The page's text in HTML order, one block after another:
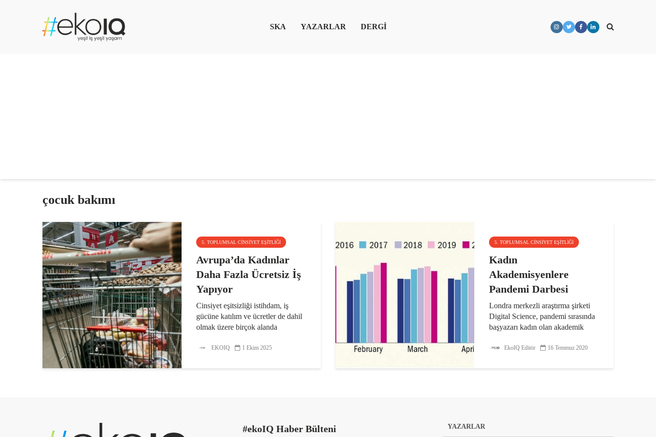
SKA YAZARLAR DERGİ
çocuk bakımı
5. TOPLUMSAL CINSIYET EŞITLIĞI
Avrupa’da Kadınlar
Daha Fazla Ücretsiz İş
Yapıyor
Cinsiyet eşitsizliği istihdam, iş
gücüne katılım ve ücretler de dahil
olmak üzere birçok alanda
nedenlerinden birini “ücretsiz
EKOIQ 1 Ekim 2025
5. TOPLUMSAL CINSIYET EŞITLIĞI
Kadın
Akademisyenlere
Pandemi Darbesi
Londra merkezli araştırma şirketi
Digital Science, pandemi sırasında
başyazarı kadın olan akademik
ve bu durumun, okulların tatil
EkoIQ Editör 16 Temmuz 2020
#ekoIQ Haber Bülteni YAZARLAR